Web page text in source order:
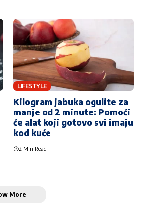
LIFESTYLE
Kilogram jabuka ogulite za
manje od 2 minute: Pomoći
će alat koji gotovo svi imaju
kod kuće
2 Min Read
More